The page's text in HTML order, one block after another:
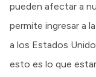
pueden afectar a
permite ingresar a
a los Estados
esto es lo que